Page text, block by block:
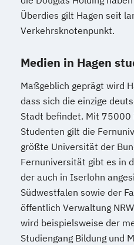
Überdies gilt Hagen seit
Verkehrsknotenpunkt.
Medien in Hagen
Maßgeblich geprägt wird
dass sich die einzige
Stadt befindet. Mit
Studenten gilt die
größte Universität der
Fernuniversität gibt es in
der auch in Iserlohn
Südwestfalen sowie der
öffentlich Verwaltung
wird beispielsweise der
Studiengang Bildung und